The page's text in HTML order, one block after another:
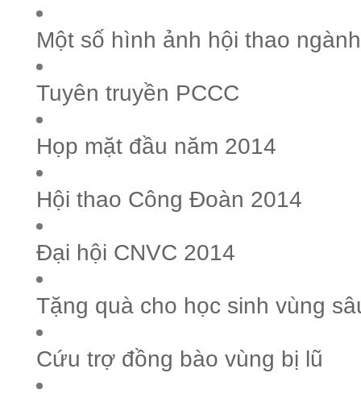
Một số hình ảnh hội thao
Tuyên truyền PCCC
Họp mặt đầu năm 2014
Hội thao Công Đoàn 2014
Đại hội CNVC 2014
Tặng quà cho học sinh vùng
Cứu trợ đồng bào vùng bị lũ